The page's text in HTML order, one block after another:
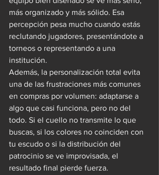
más organizado y más sólido. Esa
percepción pesa mucho cuando estás
reclutando jugadores, presentándote a
torneos o representando a una
institución.
Además, la personalización total evita
una de las frustraciones más comunes
en compras por volumen: adaptarse a
algo que casi funciona, pero no del
todo. Si el cuello no transmite lo que
buscas, si los colores no coinciden con
tu escudo o si la distribución del
patrocinio se ve improvisada, el
resultado final pierde fuerza.